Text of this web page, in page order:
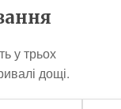
у трьох
дощі.